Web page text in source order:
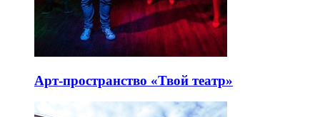
Арт-пространство «Твой театр»